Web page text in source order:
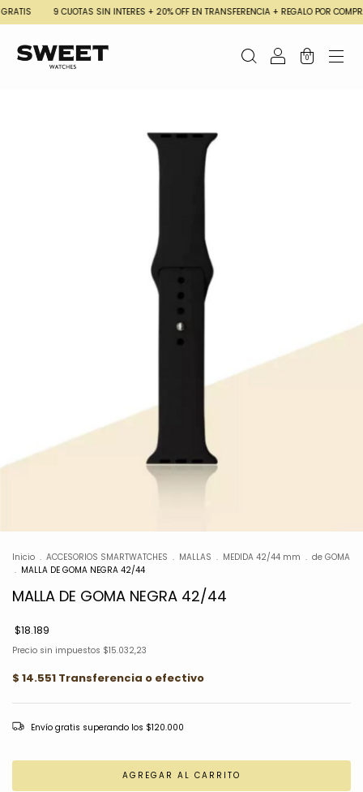
9 CUOTAS SIN INTERES + 20% OFF EN TRANSFERENCIA + REGALO POR
0
Inicio . ACCESORIOS SMARTWATCHES . MALLAS . MEDIDA 42/44 mm . de GOMA
. MALLA DE GOMA NEGRA 42/44
MALLA DE GOMA NEGRA 42/44
$18.189
Precio sin impuestos $15.032,23
Envío gratis superando los $120.000